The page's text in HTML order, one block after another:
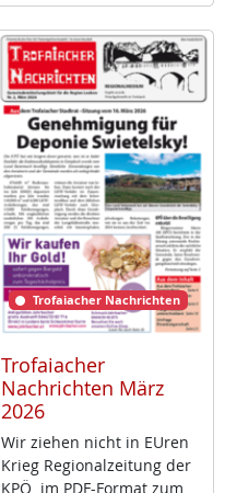
Trofaiacher Nachrichten
Trofaiacher
Nachrichten März
2026
Wir zie­hen nicht in EU­ren
Krieg Re­gio­nal­zei­tung der
KPÖ im PDF-For­mat zum